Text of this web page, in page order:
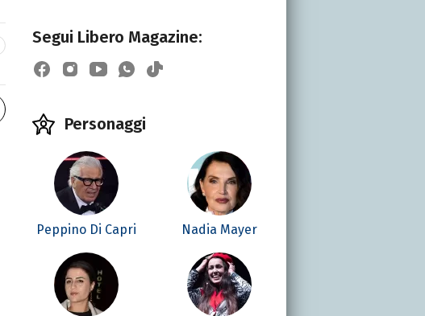
Segui Libero Magazine:
Personaggi
Peppino Di Capri Nadia Mayer